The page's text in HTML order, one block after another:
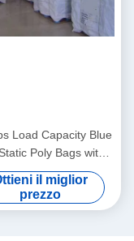
Load Capacity Blue
Poly Bags with
Resistance
il miglior
prezzo